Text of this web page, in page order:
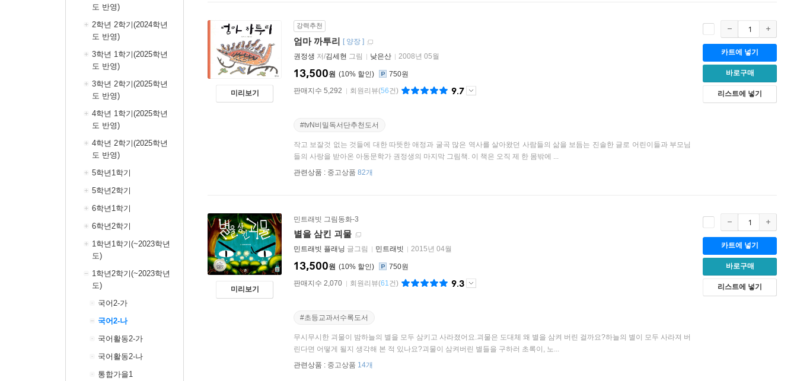
도 반영)
2학년 2학기(2024학년
도 반영)
3학년 1학기(2025학년
도 반영)
3학년 2학기(2025학년
도 반영)
4학년 1학기(2025학년
도 반영)
4학년 2학기(2025학년
도 반영)
5학년1학기
5학년2학기
6학년1학기
6학년2학기
1학년1학기(~2023학년
도)
1학년2학기(~2023학년
도)
국어2-가
국어2-나
국어활동2-가
국어활동2-나
통합가을1
미리보기
강력추천
엄마 까투리 [ 양장 ]
권정생 저/김세현 그림 낮은산 2008년 05월
10%
13,500원
750원
판매지수 5,292
회원리뷰(56건) 9.7
#tvN비밀독서단추천도서
작고 보잘것 없는 것들에 대한 따뜻한 애정과 굴곡 많은 역사를 살아왔던 사람들의 삶을 보듬는 진솔한 글로 어린이들과 부모님
들의 사랑을 받아온 아동문학가 권정생의 마지막 그림책. 이 책은 오직 제 한 몸밖에 ...
관련상품 : 중고상품 82개
카트에 넣기
바로구매
리스트에 넣기
미리보기
민트래빗 그림동화-3
별을 삼킨 괴물
민트래빗 플래닝 글그림 민트래빗 2015년 04월
10%
13,500원
750원
판매지수 2,070
회원리뷰(61건) 9.3
#초등교과서수록도서
무시무시한 괴물이 밤하늘의 별을 모두 삼키고 사라졌어요.괴물은 도대체 왜 별을 삼켜 버린 걸까요?하늘의 별이 모두 사라져 버
린다면 어떻게 될지 생각해 본 적 있나요?괴물이 삼켜버린 별들을 구하러 초록이, 노...
관련상품 : 중고상품 14개
카트에 넣기
바로구매
리스트에 넣기